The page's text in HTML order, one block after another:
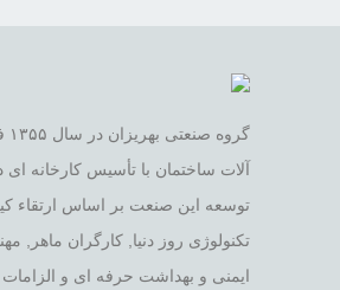
آلات ساختمان با تأسیس کارخانه ای
تکنولوژی روز دنیا, کارگران
ایمنی و بهداشت حرفه ای و